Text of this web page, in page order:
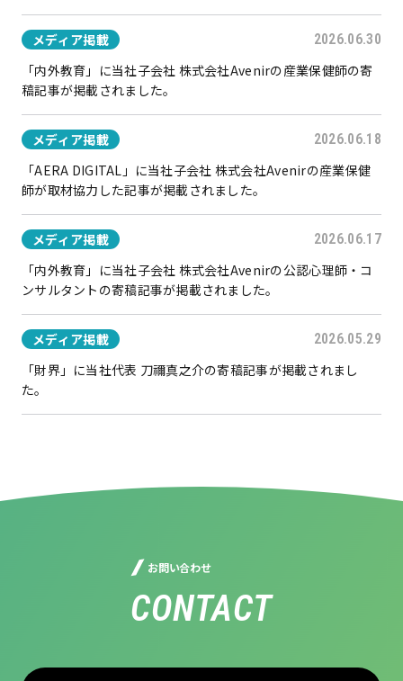
メディア掲載 2026.06.30
「内外教育」に当社子会社 株式会社Avenirの産業保健師の寄
稿記事が掲載されました。
メディア掲載 2026.06.18
「AERA DIGITAL」に当社子会社 株式会社Avenirの産業保健
師が取材協力した記事が掲載されました。
メディア掲載 2026.06.17
「内外教育」に当社子会社 株式会社Avenirの公認心理師・コ
ンサルタントの寄稿記事が掲載されました。
メディア掲載 2026.05.29
「財界」に当社代表 刀禰真之介の寄稿記事が掲載されまし
た。
お問い合わせ
CONTACT